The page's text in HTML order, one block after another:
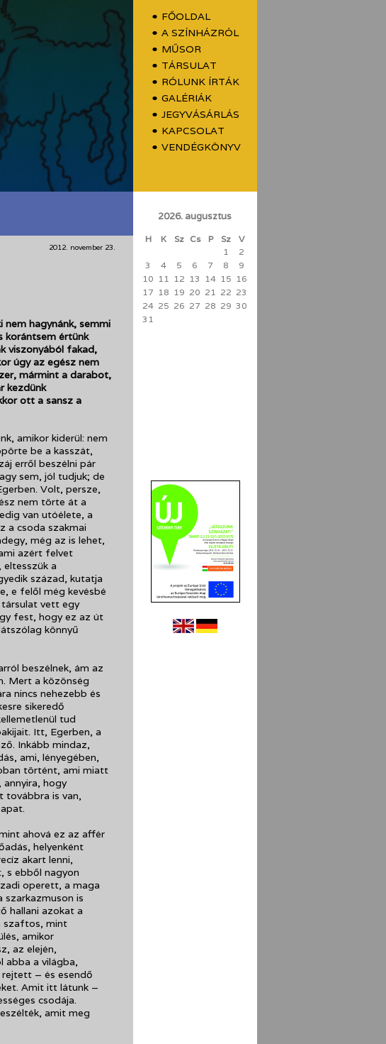
FŐOLDAL
A SZÍNHÁZRÓL
MŰSOR
TÁRSULAT
RÓLUNK ÍRTÁK
GALÉRIÁK
JEGYVÁSÁRLÁS
KAPCSOLAT
VENDÉGKÖNYV
2012. november 23.
hagynánk, semmi
korántsem értünk
viszonyából fakad,
úgy az egész nem
mármint a darabot,
kezdünk
ott a sansz a
amikor kiderül: nem
be a kasszát,
erről beszélni pár
sem, jól tudjuk; de
Volt, persze,
nem törte át a
van utóélete, a
a csoda szakmai
még az is lehet,
azért felvet
a
század, kutatja
e felől még kevésbé
vett egy
fest, hogy ez az út
könnyű
beszélnek, ám az
Mert a közönség
nincs nehezebb és
sikeredő
tud
Itt, Egerben, a
Inkább mindaz,
ami, lényegében,
történt, ami miatt
hogy
továbbra is van,
ahová ez az affér
helyenként
akart lenni,
s ebből nagyon
operett, a maga
is
hallani azokat a
szaftos, mint
amikor
az elején,
abba a világba,
rejtett – és esendő
Amit itt látunk –
csodája.
amit meg
2026. augusztus
H K Sz Cs P Sz
V
1
2
3
4 5 6 7 8
9
10 11 12 13 14 15 16
17 18 19 20 21 22 23
24 25 26 27 28 29 30
31